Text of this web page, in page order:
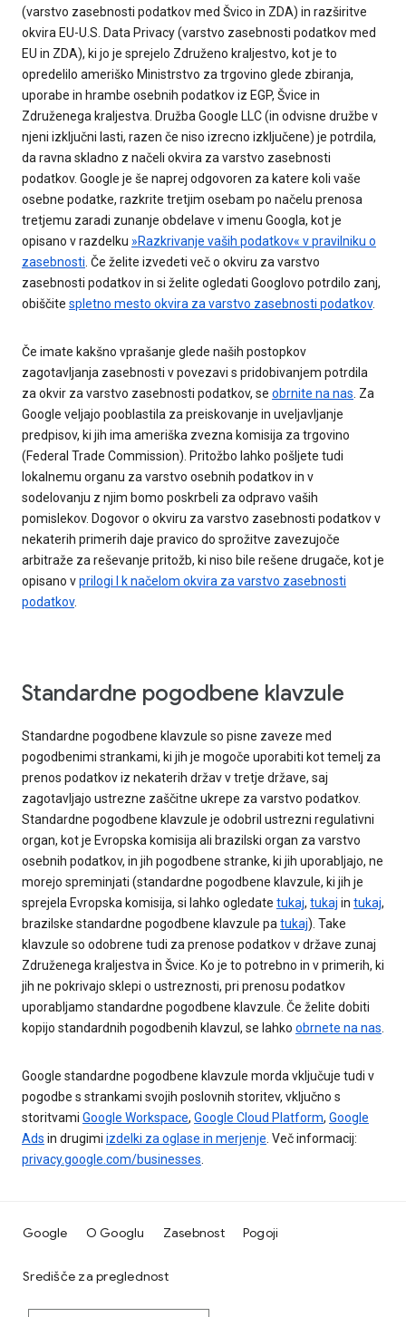
(varstvo zasebnosti podatkov med Švico in ZDA) in razširitve
okvira EU-U.S. Data Privacy (varstvo zasebnosti podatkov med
EU in ZDA), ki jo je sprejelo Združeno kraljestvo, kot je to
opredelilo ameriško Ministrstvo za trgovino glede zbiranja,
uporabe in hrambe osebnih podatkov iz EGP, Švice in
Združenega kraljestva. Družba Google LLC (in odvisne družbe v
njeni izključni lasti, razen če niso izrecno izključene) je potrdila,
da ravna skladno z načeli okvira za varstvo zasebnosti
podatkov. Google je še naprej odgovoren za katere koli vaše
osebne podatke, razkrite tretjim osebam po načelu prenosa
tretjemu zaradi zunanje obdelave v imenu Googla, kot je
opisano v razdelku »Razkrivanje vaših podatkov« v pravilniku o
zasebnosti. Če želite izvedeti več o okviru za varstvo
zasebnosti podatkov in si želite ogledati Googlovo potrdilo zanj,
obiščite spletno mesto okvira za varstvo zasebnosti podatkov.
Če imate kakšno vprašanje glede naših postopkov
zagotavljanja zasebnosti v povezavi s pridobivanjem potrdila
za okvir za varstvo zasebnosti podatkov, se obrnite na nas. Za
Google veljajo pooblastila za preiskovanje in uveljavljanje
predpisov, ki jih ima ameriška zvezna komisija za trgovino
(Federal Trade Commission). Pritožbo lahko pošljete tudi
lokalnemu organu za varstvo osebnih podatkov in v
sodelovanju z njim bomo poskrbeli za odpravo vaših
pomislekov. Dogovor o okviru za varstvo zasebnosti podatkov v
nekaterih primerih daje pravico do sprožitve zavezujoče
arbitraže za reševanje pritožb, ki niso bile rešene drugače, kot je
opisano vprilogi I k načelom okvira za varstvo zasebnosti
podatkov.
Standardne pogodbene klavzule
Standardne pogodbene klavzule so pisne zaveze med
pogodbenimi strankami, ki jih je mogoče uporabiti kot temelj za
prenos podatkov iz nekaterih držav v tretje države, saj
zagotavljajo ustrezne zaščitne ukrepe za varstvo podatkov.
Standardne pogodbene klavzule je odobril ustrezni regulativni
organ, kot je Evropska komisija ali brazilski organ za varstvo
osebnih podatkov, in jih pogodbene stranke, ki jih uporabljajo, ne
morejo spreminjati (standardne pogodbene klavzule, ki jih je
sprejela Evropska komisija, si lahko ogledate tukaj, tukaj in tukaj,
brazilske standardne pogodbene klavzule patukaj). Take
klavzule so odobrene tudi za prenose podatkov v države zunaj
Združenega kraljestva in Švice. Ko je to potrebno in v primerih, ki
jih ne pokrivajo sklepi o ustreznosti, pri prenosu podatkov
uporabljamo standardne pogodbene klavzule. Če želite dobiti
kopijo standardnih pogodbenih klavzul, se lahko obrnete na nas.
Google standardne pogodbene klavzule morda vključuje tudi v
pogodbe s strankami svojih poslovnih storitev, vključno s
storitvami Google Workspace, Google Cloud Platform, Google
Ads in drugimi izdelki za oglase in merjenje. Več informacij:
privacy.google.com/businesses.
Google O Googlu Zasebnost Pogoji
Središče za preglednost